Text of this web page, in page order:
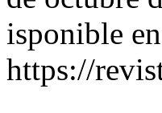
isponible
https://